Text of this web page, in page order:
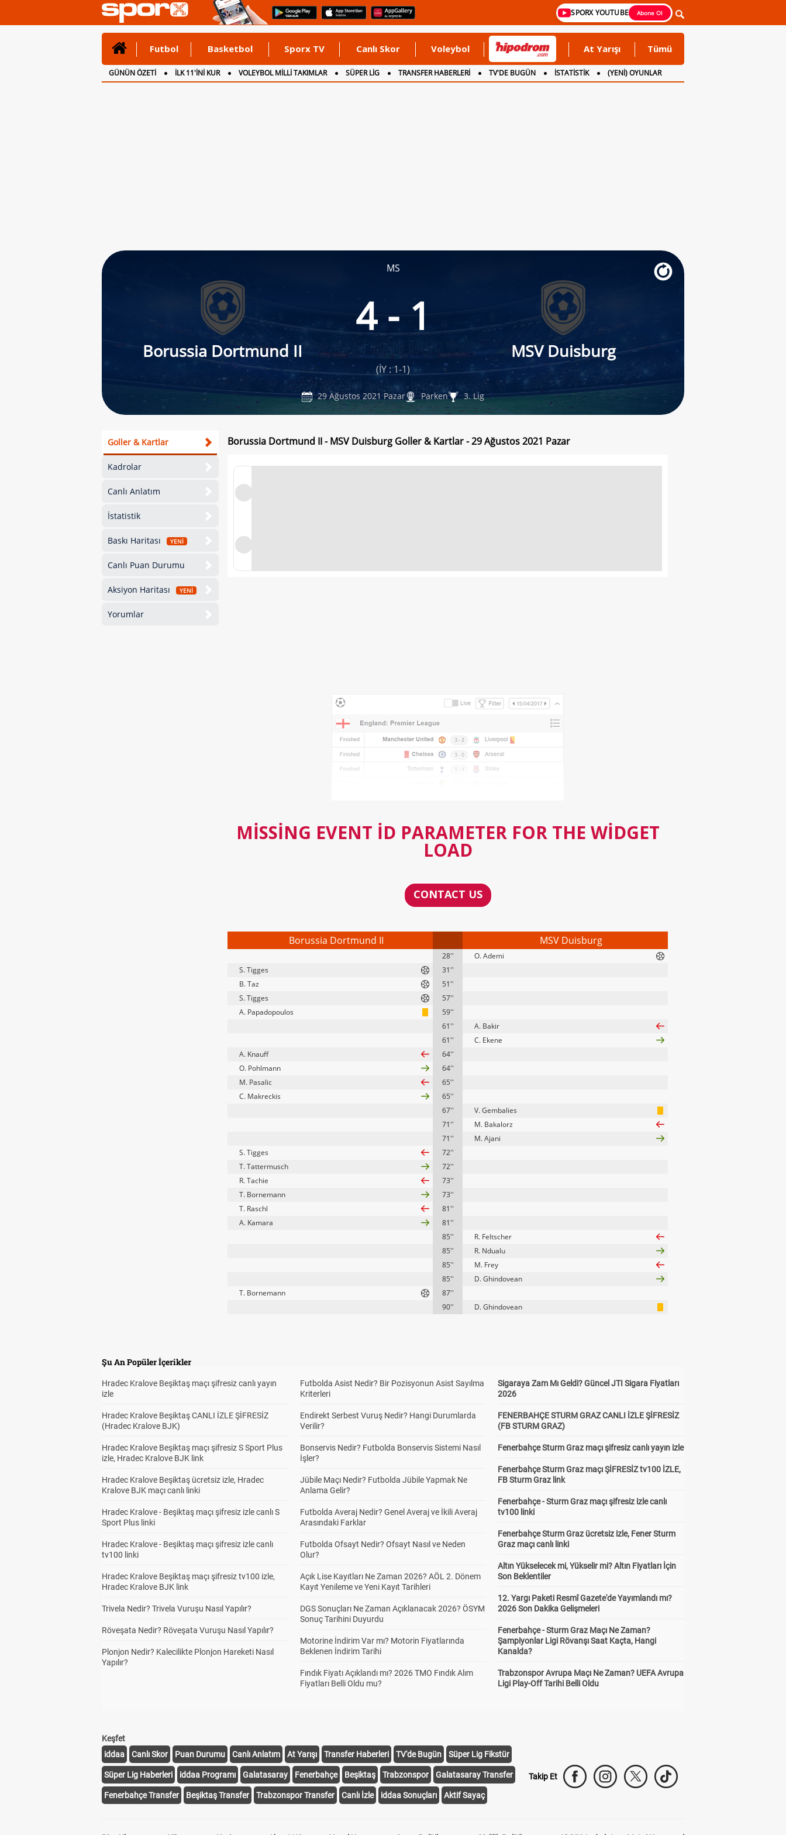
SPORX YOUTUBE Abone Ol
Futbol Basketbol Sporx TV Canlı Skor Voleybol At Yarışı Tümü
GÜNÜN ÖZETİ İLK 11'İNİ KUR VOLEYBOL MİLLİ TAKIMLAR SÜPER LİG TRANSFER HABERLERİ TV'DE BUGÜN İSTATİSTİK
(YENİ) OYUNLAR
CANLI ANLATIM
İNGİLTERE
MS
Borussia Dortmund II
4 - 1
MSV Duisburg
(İY : 1-1)
29 Ağustos 2021 Pazar Parken 3. Lig
Goller & Kartlar
Kadrolar
Canlı Anlatım
İstatistik
Baskı Haritası YENİ
Canlı Puan Durumu
Aksiyon Haritası YENİ
Yorumlar
Borussia Dortmund II - MSV Duisburg Goller & Kartlar - 29 Ağustos 2021 Pazar
MISSING EVENT ID PARAMETER FOR THE WIDGET
LOAD
CONTACT US
Borussia Dortmund II MSV Duisburg
28''
O. Ademi
S. Tigges
31''
B. Taz
51''
S. Tigges
57''
A. Papadopoulos
59''
61''
A. Bakir
61''
C. Ekene
A. Knauff
64''
O. Pohlmann
64''
M. Pasalic
65''
C. Makreckis
65''
67''
V. Gembalies
71''
M. Bakalorz
71''
M. Ajani
S. Tigges
72''
T. Tattermusch
72''
R. Tachie
73''
T. Bornemann
73''
T. Raschl
81''
A. Kamara
81''
85''
R. Feltscher
85''
R. Ndualu
85''
M. Frey
85''
D. Ghindovean
T. Bornemann
87''
90''
D. Ghindovean
Şu An Popüler İçerikler
Hradec Kralove Beşiktaş maçı şifresiz canlı yayın
izle
Hradec Kralove Beşiktaş CANLI İZLE ŞİFRESİZ
(Hradec Kralove BJK)
Hradec Kralove Beşiktaş maçı şifresiz S Sport Plus
izle, Hradec Kralove BJK link
Hradec Kralove Beşiktaş ücretsiz izle, Hradec
Kralove BJK maçı canlı linki
Hradec Kralove - Beşiktaş maçı şifresiz izle canlı S
Sport Plus linki
Hradec Kralove - Beşiktaş maçı şifresiz izle canlı
tv100 linki
Hradec Kralove Beşiktaş maçı şifresiz tv100 izle,
Hradec Kralove BJK link
Trivela Nedir? Trivela Vuruşu Nasıl Yapılır?
Röveşata Nedir? Röveşata Vuruşu Nasıl Yapılır?
Plonjon Nedir? Kalecilikte Plonjon Hareketi Nasıl
Yapılır?
Futbolda Asist Nedir? Bir Pozisyonun Asist Sayılma
Kriterleri
Endirekt Serbest Vuruş Nedir? Hangi Durumlarda
Verilir?
Bonservis Nedir? Futbolda Bonservis Sistemi Nasıl
İşler?
Jübile Maçı Nedir? Futbolda Jübile Yapmak Ne
Anlama Gelir?
Futbolda Averaj Nedir? Genel Averaj ve İkili Averaj
Arasındaki Farklar
Futbolda Ofsayt Nedir? Ofsayt Nasıl ve Neden
Olur?
Açık Lise Kayıtları Ne Zaman 2026? AÖL 2. Dönem
Kayıt Yenileme ve Yeni Kayıt Tarihleri
DGS Sonuçları Ne Zaman Açıklanacak 2026? ÖSYM
Sonuç Tarihini Duyurdu
Motorine İndirim Var mı? Motorin Fiyatlarında
Beklenen İndirim Tarihi
Fındık Fiyatı Açıklandı mı? 2026 TMO Fındık Alım
Fiyatları Belli Oldu mu?
Sigaraya Zam Mı Geldi? Güncel JTI Sigara Fiyatları
2026
FENERBAHÇE STURM GRAZ CANLI İZLE ŞİFRESİZ
(FB STURM GRAZ)
Fenerbahçe Sturm Graz maçı şifresiz canlı yayın izle
Fenerbahçe Sturm Graz maçı ŞİFRESİZ tv100 İZLE,
FB Sturm Graz link
Fenerbahçe - Sturm Graz maçı şifresiz izle canlı
tv100 linki
Fenerbahçe Sturm Graz ücretsiz izle, Fener Sturm
Graz maçı canlı linki
Altın Yükselecek mi, Yükselir mi? Altın Fiyatları İçin
Son Beklentiler
12. Yargı Paketi Resmî Gazete'de Yayımlandı mı?
2026 Son Dakika Gelişmeleri
Fenerbahçe - Sturm Graz Maçı Ne Zaman?
Şampiyonlar Ligi Rövanşı Saat Kaçta, Hangi
Kanalda?
Trabzonspor Avrupa Maçı Ne Zaman? UEFA Avrupa
Ligi Play-Off Tarihi Belli Oldu
Keşfet
iddaa
Canlı Skor Puan Durumu Canlı Anlatım At Yarışı Transfer Haberleri TV'de Bugün Süper Lig Fikstür
Süper Lig Haberleri iddaa Programı Galatasaray Fenerbahçe Beşiktaş Trabzonspor Galatasaray Transfer
Fenerbahçe Transfer Beşiktaş Transfer Trabzonspor Transfer Canlı İzle iddaa Sonuçları Aktif Sayaç
Takip Et